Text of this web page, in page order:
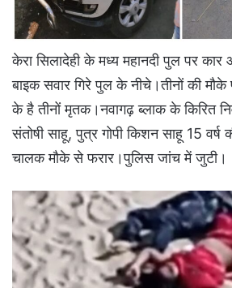
केरा सिलादेही के मध्य महानदी पुल पर कार
बाइक सवार गिरे पुल के नीचे।तीनों की मौके
के है तीनों मृतक।नवागढ़ ब्लाक के किरित
संतोषी साहू, पुत्र गोपी किशन साहू 15 वर्ष
चालक मौके से फरार।पुलिस जांच में जुटी।